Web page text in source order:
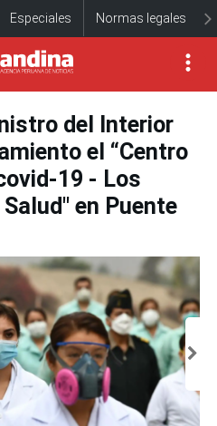
Especiales Normas legales
del Interior
el “Centro
19 - Los
en Puente